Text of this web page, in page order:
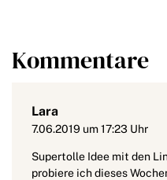
Kommentare
Lara
7.06.2019 um 17:23 Uhr
Supertolle Idee mit den
probiere ich dieses